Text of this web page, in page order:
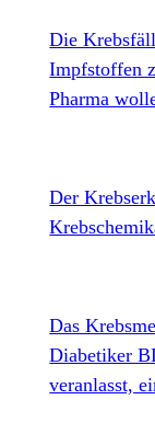
Die
Impfstoffen
Pharma
Der
Das
Diabetiker
veranlasst,